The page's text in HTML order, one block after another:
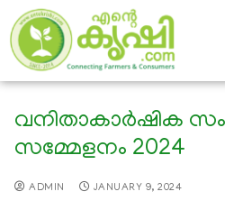
വനിതാകാര്‍ഷിക
സമ്മേളനം 2024
ADMIN JANUARY 9, 2024